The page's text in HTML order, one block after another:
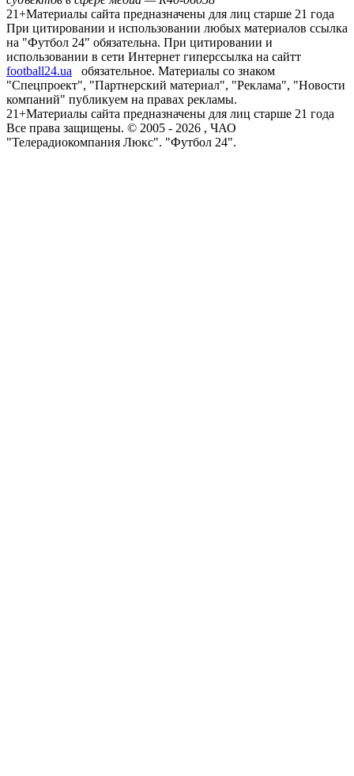
21+Материалы сайта предназначены для лиц старше 21 года
При цитировании и использовании любых материалов ссылка
на "Футбол 24" обязательна. При цитировании и
использовании в сети Интернет гиперссылка на сайтт
football24.ua
обязательное. Материалы со знаком
"Спецпроект", "Партнерский материал", "Реклама", "Новости
компаний" публикуем на правах рекламы.
21+Материалы сайта предназначены для лиц старше 21 года
Все права защищены. © 2005 - 2026 , ЧАО
"Телерадиокомпания Люкс". "Футбол 24".